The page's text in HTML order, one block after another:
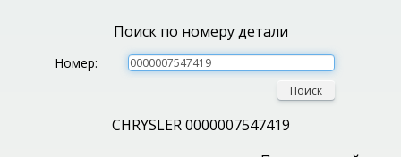
Поиск по номеру детали
Номер:
Поиск
CHRYSLER 0000007547419